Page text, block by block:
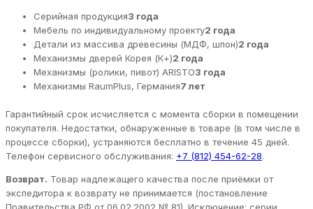
Серийная продукция3 года
Мебель по индивидуальному проекту2 года
Детали из массива древесины (МДФ, шпон)2 года
Механизмы дверей Корея (К+)2 года
Механизмы (ролики, пивот) ARISTO3 года
Механизмы RaumPlus, Германия7 лет
Гарантийный срок исчисляется с момента сборки в помещении
покупателя. Недостатки, обнаруженные в товаре (в том числе в
процессе сборки), устраняются бесплатно в течение 45 дней.
Телефон сервисного обслуживания: +7 (812) 454-62-28.
Возврат. Товар надлежащего качества после приёмки от
экспедитора к возврату не принимается (постановление
Правительства РФ от 06.02.2002 № 81). Исключение: серии